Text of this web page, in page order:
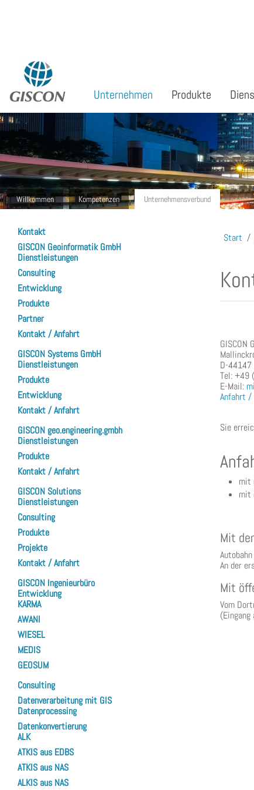
Unternehmen Produkte
Willkommen Kompetenzen Unternehmensverbund
Kontakt
GISCON Geoinformatik GmbH
Dienstleistungen
Consulting
Entwicklung
Produkte
Partner
Kontakt / Anfahrt
GISCON Systems GmbH
Dienstleistungen
Produkte
Entwicklung
Kontakt / Anfahrt
GISCON geo.engineering.gmbh
Dienstleistungen
Produkte
Kontakt / Anfahrt
GISCON Solutions
Dienstleistungen
Consulting
Produkte
Projekte
Kontakt / Anfahrt
GISCON Ingenieurbüro
Entwicklung
KARMA
AWANI
WIESEL
MEDIS
GEOSUM
Consulting
Datenverarbeitung mit GIS
Datenprocessing
Datenkonvertierung
ALK
ATKIS aus EDBS
ATKIS aus NAS
ALKIS aus NAS
Start
GISCON
D-44147
Tel: +49
E-Mail:
Anfahrt /
Sie
mit
mit
Mit
An der
Mit
Vom